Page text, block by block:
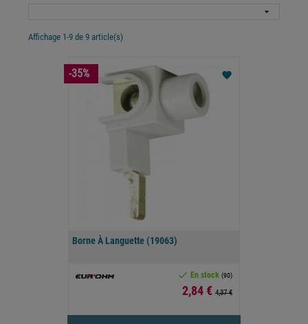

Affichage 1-9 de 9 article(s)
Borne À Languette (19063)
 En stock (90)
Prix
2,84 € 4,37 €
favorite
-35%